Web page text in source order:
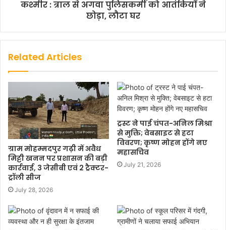
कश्मीर : त्राल से अगवा पुलिसकर्मी को आतंकियों ने
छोड़ा, लौटा घर
Related Articles
ग्राम मोहम्मदपुर गढ़ी में अवैध
मिट्टी खनन पर प्रशासन की बड़ी
कार्रवाई, 3 जेसीबी एवं 2 ट्रैक्टर-
ट्रॉली सीज
July 28, 2026
ट्रस्ट ने पाई चंपत-अनिल मिश्रा
से मुक्ति; वेबसाइट से हटा
विवरण; कृष्ण मोहन होंगे नए
महासचिव
July 21, 2026